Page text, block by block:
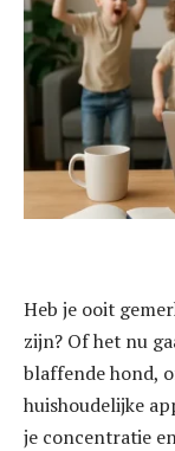
Heb je ooit
zijn? Of het nu
blaffende hond,
huishoudelijke
je concentratie